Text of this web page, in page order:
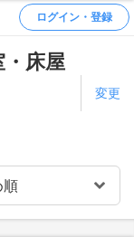
ログイン・登録
床屋
変更